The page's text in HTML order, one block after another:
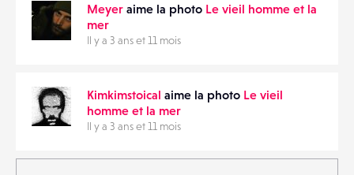
Meyer aime la photo Le vieil homme et la
mer
Il y a 3 ans et 11 mois
Kimkimstoical aime la photo Le vieil
homme et la mer
Il y a 3 ans et 11 mois